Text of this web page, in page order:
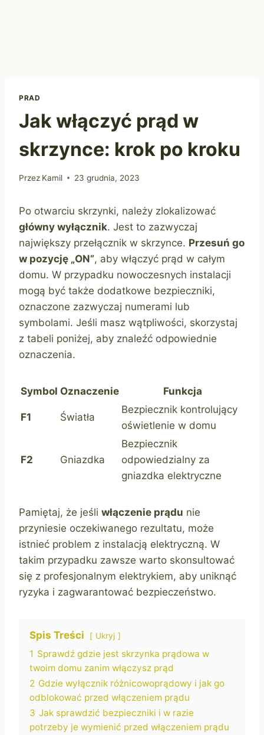
PRAD
Jak włączyć prąd w
skrzynce: krok po kroku
Przez Kamil 23 grudnia, 2023
Po otwarciu skrzynki, należy zlokalizować
główny wyłącznik. Jest to zazwyczaj
największy przełącznik w skrzynce. Przesuń go
w pozycję „ON”, aby włączyć prąd w całym
domu. W przypadku nowoczesnych instalacji
mogą być także dodatkowe bezpieczniki,
oznaczone zazwyczaj numerami lub
symbolami. Jeśli masz wątpliwości, skorzystaj
z tabeli poniżej, aby znaleźć odpowiednie
oznaczenia.
Symbol Oznaczenie Funkcja
F1 Światła
Bezpiecznik kontrolujący
oświetlenie w domu
F2 Gniazdka
Bezpiecznik
odpowiedzialny za
gniazdka elektryczne
Pamiętaj, że jeśli włączenie prądu nie
przyniesie oczekiwanego rezultatu, może
istnieć problem z instalacją elektryczną. W
takim przypadku zawsze warto skonsultować
się z profesjonalnym elektrykiem, aby uniknąć
ryzyka i zagwarantować bezpieczeństwo.
Spis Treści Ukryj
1 Sprawdź gdzie jest skrzynka prądowa w
twoim domu zanim włączysz prąd
2 Gdzie wyłącznik różnicowoprądowy i jak go
odblokować przed włączeniem prądu
3 Jak sprawdzić bezpieczniki i w razie
potrzeby je wymienić przed włączeniem prądu